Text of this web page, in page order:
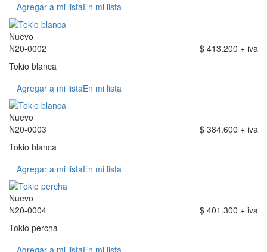
Agregar a mi listaEn mi lista
Nuevo
N20-0002
$ 413.200 + iva
Tokio blanca
Agregar a mi listaEn mi lista
Nuevo
N20-0003
$ 384.600 + iva
Tokio blanca
Agregar a mi listaEn mi lista
Nuevo
N20-0004
$ 401.300 + iva
Tokio percha